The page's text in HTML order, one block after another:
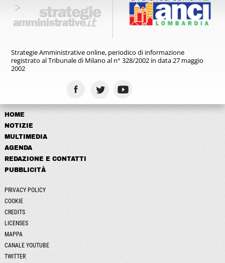
Strategie Amministrative online, periodico di informazione
registratoal Tribunale di Milano al n° 328/2002 in data 27 maggio
2002
HOME
NOTIZIE
MULTIMEDIA
AGENDA
REDAZIONE E CONTATTI
PUBBLICITÀ
PRIVACY POLICY
COOKIE
CREDITS
LICENSES
MAPPA
CANALE YOUTUBE
TWITTER